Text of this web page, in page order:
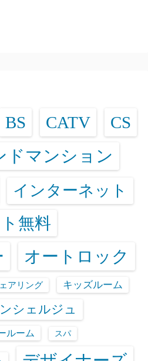
BS CATV CS
ドマンション
インターネット
無料
オートロック
アリング キッズルーム
シェルジュ
ルーム スパ